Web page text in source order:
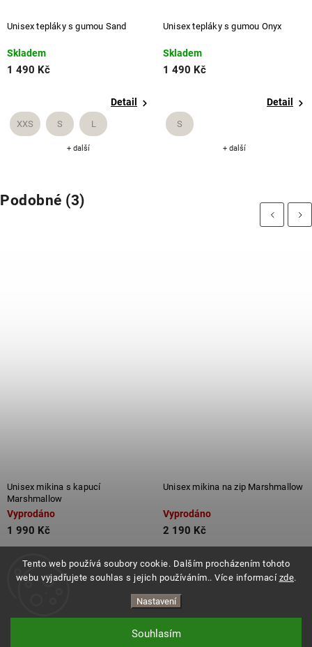
Tento web používá soubory cookie. Dalším procházením tohoto
webu vyjadřujete souhlas s jejich používáním.. Více informací zde.
Nastavení
Souhlasím
Unisex tepláky s gumou Sand
Skladem
1 490 Kč
Detail
XXS S L
+ další
Unisex tepláky s gumou Onyx
Skladem
1 490 Kč
Detail
S
+ další
Podobné (3)
Previous
Unisex mikina s kapucí
Marshmallow
Vyprodáno
1 990 Kč
Detail
Unisex mikina na zip Marshmallow
Vyprodáno
2 190 Kč
Detail
Next
ES.LEVITATE. Všechna práva vyhrazena.